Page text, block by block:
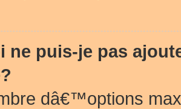
ne puis-je pas
dâ€™options